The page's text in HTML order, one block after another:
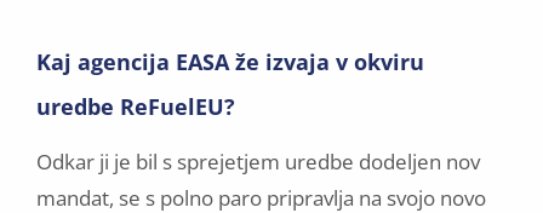
Kaj agencija EASA že izvaja v okviru
uredbe ReFuelEU?
Odkar ji je bil s sprejetjem uredbe dodeljen nov
mandat, se s polno paro pripravlja na svojo novo